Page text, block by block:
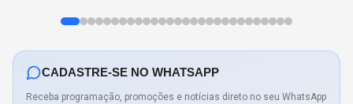
CADASTRE-SE NO WHATSAPP
Receba programação, promoções e notícias direto no seu WhatsApp